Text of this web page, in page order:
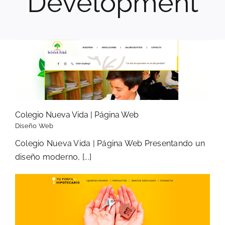
Colegio Nueva Vida | Página Web
Diseño Web
Colegio Nueva Vida | Página Web Presentando un
diseño moderno, [...]